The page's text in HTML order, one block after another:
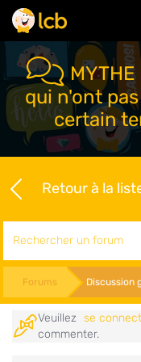
qui n'ont
certain
Retour à la
Forums Discussion
Veuillez se
commenter.